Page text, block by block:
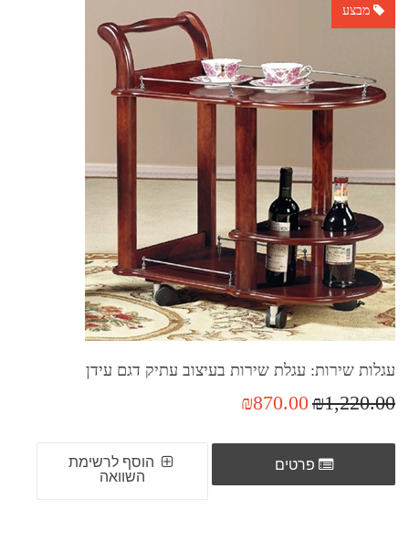
מבצע
עגלות שירות: עגלת שירות בעיצוב עתיק דגם עידן
₪1,220.00
₪870.00
פרטים
הוסף לרשימת
השוואה